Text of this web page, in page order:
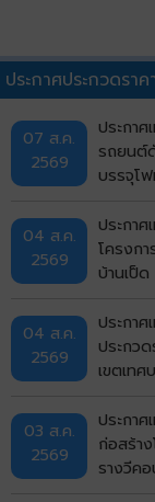
ประกาศประกวดรา
07 ส.ค.
2569
ประกา
รถยนต์
บรรจุโ
แรงดัน
ด้วยวิธี
04 ส.ค.
2569
ประกาศ
โครงกา
บ้านเป็
(e-
04 ส.ค.
2569
ประกาศ
ประกว
เขตเท
อิเล็กท
03 ส.ค.
2569
ประกาศ
ก่อสร้า
รางวีค